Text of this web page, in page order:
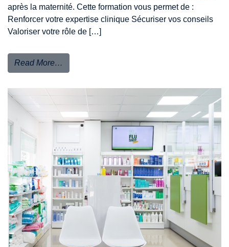
après la maternité. Cette formation vous permet de :
Renforcer votre expertise clinique Sécuriser vos conseils
Valoriser votre rôle de […]
Read More…